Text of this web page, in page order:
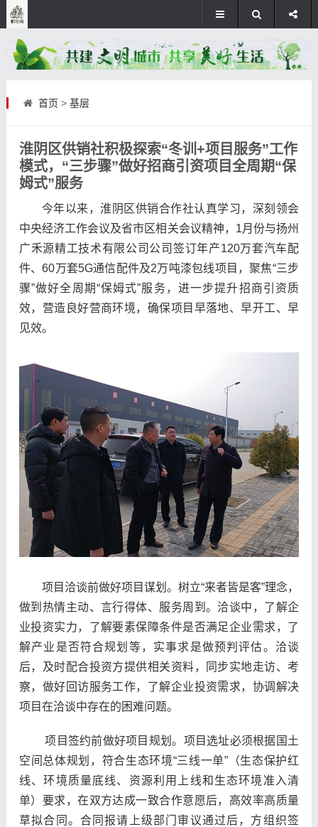
首页 > 基层
淮阴区供销社积极探索“冬训+项目服务”工作
模式，“三步骤”做好招商引资项目全周期“保
姆式”服务
今年以来，淮阴区供销合作社认真学习，深刻领会
中央经济工作会议及省市区相关会议精神，1月份与扬州
广禾源精工技术有限公司公司签订年产120万套汽车配
件、60万套5G通信配件及2万吨漆包线项目，聚焦“三步
骤”做好全周期“保姆式”服务，进一步提升招商引资质
效，营造良好营商环境，确保项目早落地、早开工、早
见效。
项目洽谈前做好项目谋划。树立“来者皆是客”理念，
做到热情主动、言行得体、服务周到。洽谈中，了解企
业投资实力，了解要素保障条件是否满足企业需求，了
解产业是否符合规划等，实事求是做预判评估。洽谈
后，及时配合投资方提供相关资料，同步实地走访、考
察，做好回访服务工作，了解企业投资需求，协调解决
项目在洽谈中存在的困难问题。
项目签约前做好项目规划。项目选址必须根据国土
空间总体规划，符合生态环境“三线一单”（生态保护红
线、环境质量底线、资源利用上线和生态环境准入清
单）要求，在双方达成一致合作意愿后，高效率高质量
草拟合同。合同报请上级部门审议通过后，方组织签